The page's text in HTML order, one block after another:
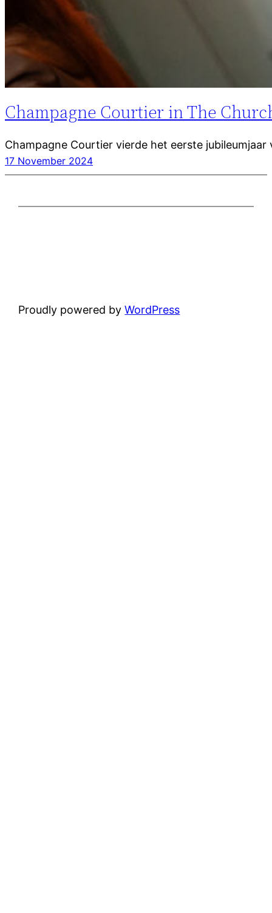
Champagne Courtier in The
Champagne Courtier vierde het eerste
17 November 2024
Proudly powered byWordPress